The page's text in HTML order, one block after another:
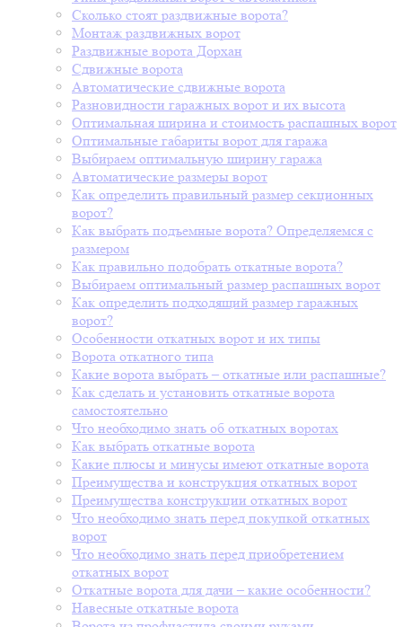
Сколько стоят раздвижные ворота?
Монтаж раздвижных ворот
Раздвижные ворота Дорхан
Сдвижные ворота
Автоматические сдвижные ворота
Разновидности гаражных ворот и их высота
Оптимальная ширина и стоимость распашных ворот
Оптимальные габариты ворот для гаража
Выбираем оптимальную ширину гаража
Автоматические размеры ворот
Как определить правильный размер секционных
ворот?
Как выбрать подъемные ворота? Определяемся с
размером
Как правильно подобрать откатные ворота?
Выбираем оптимальный размер распашных ворот
Как определить подходящий размер гаражных
ворот?
Особенности откатных ворот и их типы
Ворота откатного типа
Какие ворота выбрать – откатные или распашные?
Как сделать и установить откатные ворота
самостоятельно
Что необходимо знать об откатных воротах
Как выбрать откатные ворота
Какие плюсы и минусы имеют откатные ворота
Преимущества и конструкция откатных ворот
Преимущества конструкции откатных ворот
Что необходимо знать перед покупкой откатных
ворот
Что необходимо знать перед приобретением
откатных ворот
Откатные ворота для дачи – какие особенности?
Навесные откатные ворота